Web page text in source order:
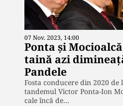
07 Nov. 2023, 14:00
Ponta și
taină azi
Pandele
Fosta conducere din 2020 de
tandemul Victor Ponta-Ion
cale încă de…